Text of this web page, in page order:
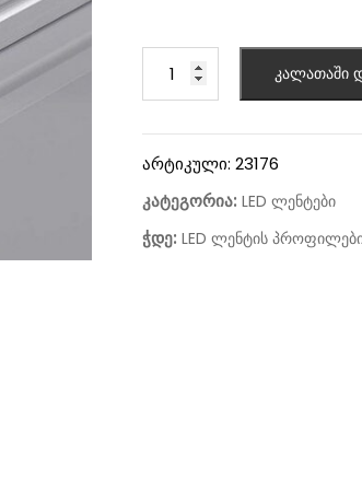
კალათაში
არტიკული: 23176
კატეგორია: LED ლენტები
ჭდე: LED ლენტის